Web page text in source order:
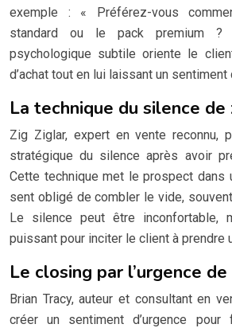
exemple : « Préférez-vous
standard ou le pack premium ?
psychologique subtile oriente le
d’achat tout en lui laissant un sentiment
La technique du silence
Zig Ziglar, expert en vente reconnu,
stratégique du silence après avoir
Cette technique met le prospect dans
sent obligé de combler le vide,
Le silence peut être
puissant pour inciter le client à prendre
Le closing par l’urgence
Brian Tracy, auteur et consultant en
créer un sentiment d’urgence